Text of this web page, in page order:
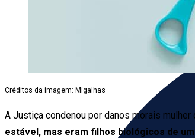
Créditos da imagem: Migalhas
A Justiça condenou por danos morais
estável, mas eram filhos biológicos de